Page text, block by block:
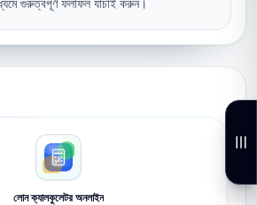
লোন ক্যালকুলেটর অনলাইন